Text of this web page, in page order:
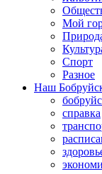
Мой
Спорт
Разное
Наш
справка